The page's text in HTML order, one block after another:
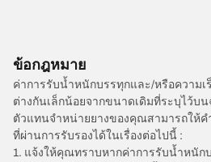
ข้อกฎหมาย
ค่าการรับน้ำหนักบรรทุกและ/หรือความ
ต่างกันเล็กน้อยจากขนาดเดิมที่ระบุไว้บ
ตัวแทนจำหน่ายยางของคุณสามารถให้
ที่ผ่านการรับรองได้ในเรื่องต่อไปนี้ :
1. แจ้งให้คุณทราบหากค่าการรับน้ำหนัก